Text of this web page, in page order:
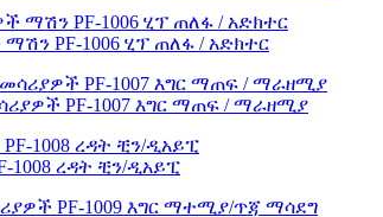
PF-1006 ሂፕ ጠለፋ / አድክተር
PF-1007 እግር ማጠፍ / ማራዘሚያ
1008 ረዳት ቺን/ዲአይፒ